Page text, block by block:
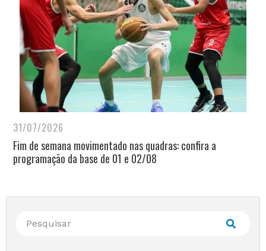
31/07/2026
Fim de semana movimentado nas quadras: confira a
programação da base de 01 e 02/08